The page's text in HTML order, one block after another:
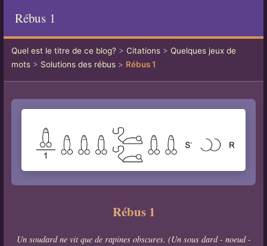
Rébus 1
Quel est le titre de ce blog?> Citations> Quelques jeux de
mots> Solutions des rébus> Rébus 1
Rébus 1
Un soudard ne vit que de rapines obscures. (Un sous dard - noeud -